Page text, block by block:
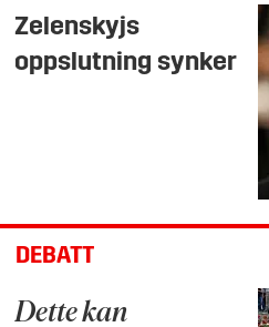
Zelenskyjs
oppslutning synker
DEBATT
Dette kan